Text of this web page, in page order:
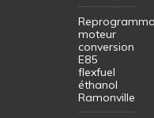
moteur
conversion
E85
flexfuel
éthanol
Ramonville